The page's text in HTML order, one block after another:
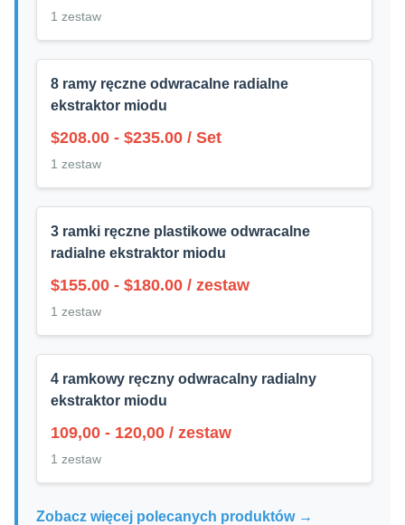
1 zestaw
8 ramy ręczne odwracalne radialne
ekstraktor miodu
$208.00 - $235.00 / Set
1 zestaw
3 ramki ręczne plastikowe odwracalne
radialne ekstraktor miodu
$155.00 - $180.00 / zestaw
1 zestaw
4 ramkowy ręczny odwracalny radialny
ekstraktor miodu
109,00 - 120,00 / zestaw
1 zestaw
Zobacz więcej polecanych produktów →